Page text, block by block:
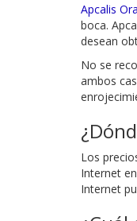
Apcalis
boca.
desean
No se
ambos
Los
Internet
Internet